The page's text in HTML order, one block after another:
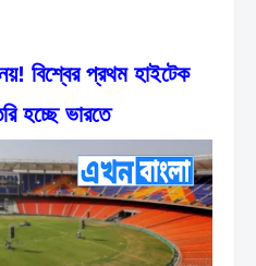
বিশ্বের প্রথম হাইটেক
হচ্ছে ভারতে